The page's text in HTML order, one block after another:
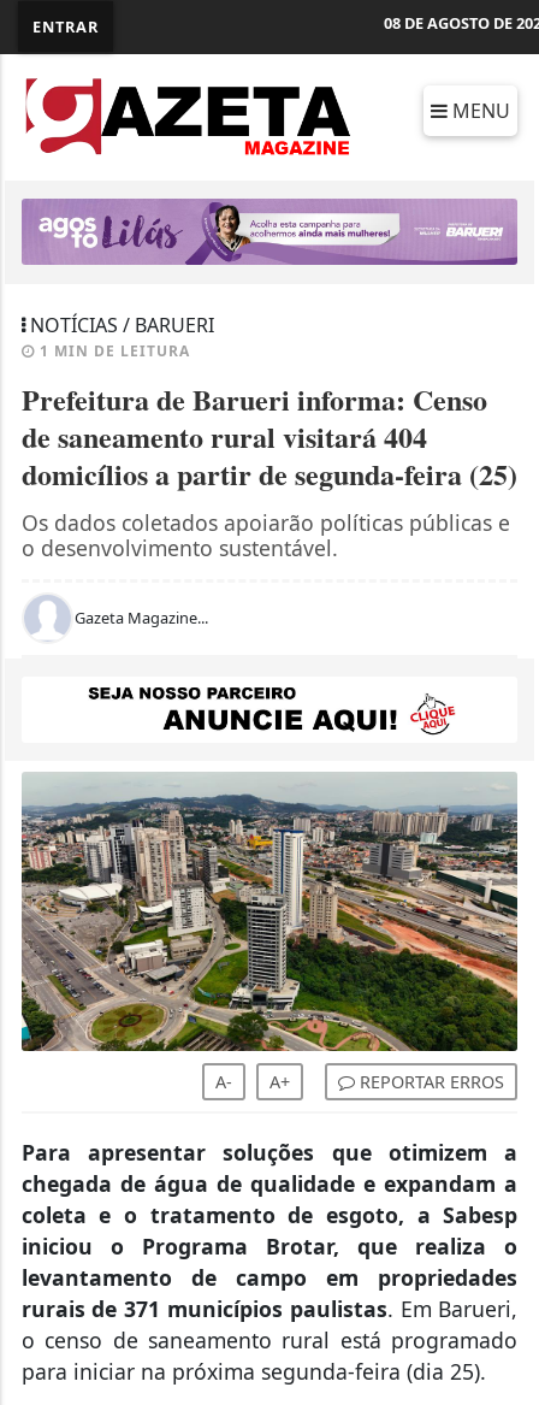
ENTRAR 08 DE AGOSTO DE
MENU
NOTÍCIAS / BARUERI
1 MIN DE LEITURA
Prefeitura de Barueri informa: Censo
de saneamento rural visitará 404
domicílios a partir de segunda-feira (25)
Os dados coletados apoiarão políticas públicas e
o desenvolvimento sustentável.
Gazeta Magazine...
A- A+ REPORTAR ERROS
Para apresentar soluções que otimizem a
chegada de água de qualidade e expandam a
coleta e o tratamento de esgoto, a Sabesp
iniciou o Programa Brotar, que realiza o
levantamento de campo em propriedades
rurais de 371 municípios paulistas. Em Barueri,
o censo de saneamento rural está programado
para iniciar na próxima segunda-feira (dia 25).